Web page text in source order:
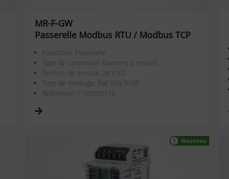
MR-F-GW
Passerelle Modbus RTU / Modbus TCP
Fonctions: Passerelle
Type de connexion: Borniers à ressort
Tension de service: 24 V CC
Type de montage: Rail DIN TH35
Référence: 1108300170